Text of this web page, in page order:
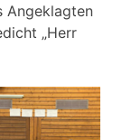
Angeklagten
„Herr